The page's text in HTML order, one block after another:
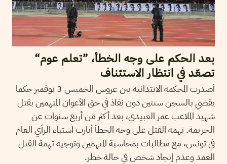
بعد الحكم على وجه الخطأ، ”تعلم عوم“
تصعّد في انتظار الاستئناف
أصدرت المحكمة الابتدائية ببن عروس الخميس 3 نوفمبر حكما
يقضي بالسجن سنتين دون نفاذ في حق الأعوان المتهمين بقتل
شهيد الملاعب عمر العبيدي، بعد أكثر من أربع سنوات عن
الجريمة. تهمة القتل على وجه الخطأ أثارت استياء الرأي العام
في تونس، مع مطالبات بمحاسبة المتهمين وتوجيه تهمة القتل
العمد وعدم إنجاد شخص في حالة خطر.